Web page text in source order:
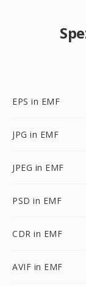
EPS in EMF
JPG in EMF
JPEG in EMF
PSD in EMF
CDR in EMF
AVIF in EMF